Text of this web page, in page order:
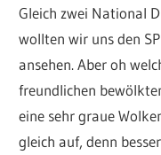
Gleich zwei National
wollten wir uns den
ansehen. Aber oh
freundlichen
eine sehr graue
gleich auf, denn